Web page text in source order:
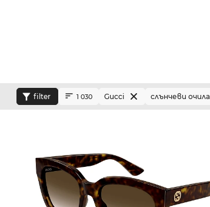
filter 1 030 Gucci слънчеви очила